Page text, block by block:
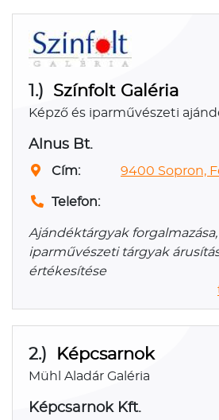
1.) Színfolt Galéria
Képző és iparművészeti
Alnus Bt.
Cím: 9400 Sopron,
Telefon:
Ajándéktárgyak
iparművészeti tárgyak
értékesítése
2.) Képcsarnok
Mühl Aladár Galéria
Képcsarnok Kft.